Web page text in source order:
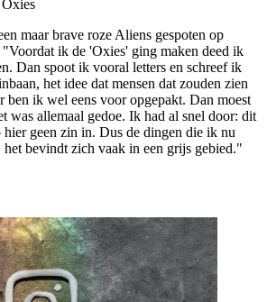
maar brave roze Aliens gespoten op
ik de 'Oxies' ging maken deed ik
Dan spoot ik vooral letters en schreef ik
het idee dat mensen dat zouden zien
ben ik wel eens voor opgepakt. Dan moest
was allemaal gedoe. Ik had al snel door: dit
geen zin in. Dus de dingen die ik nu
bevindt zich vaak in een grijs gebied."